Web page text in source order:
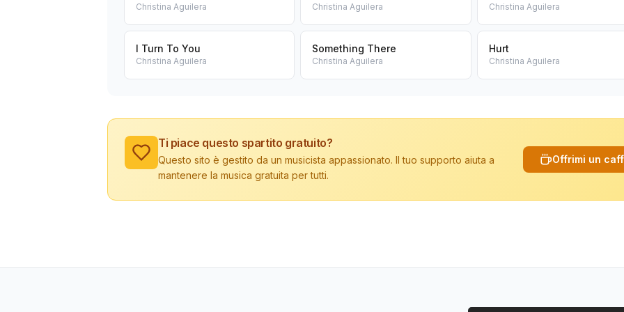
Christina Aguilera Christina Aguilera Christina Aguilera
I Turn To You
Christina Aguilera
Something There
Christina Aguilera
Hurt
Christina Aguilera
Ti piace questo spartito gratuito?
Questo sito è gestito da un musicista appassionato. Il tuo supporto aiuta a
mantenere la musica gratuita per tutti.
Offrimi un